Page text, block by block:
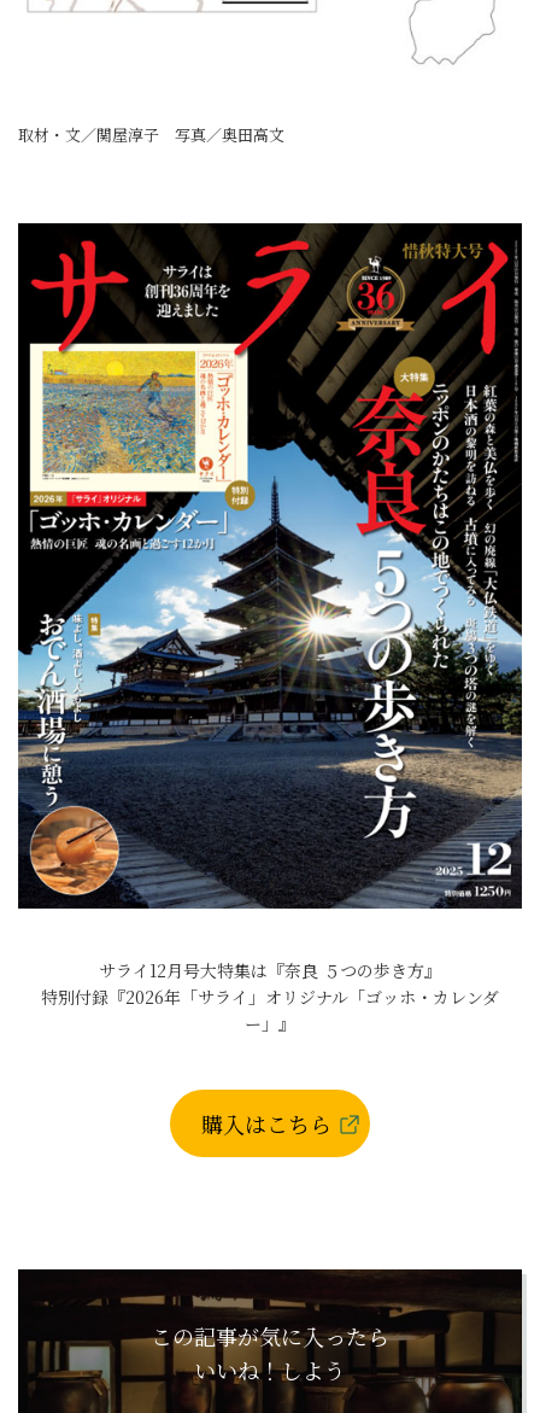
取材・文／関屋淳子 写真／奥田高文
サライ12月号大特集は『奈良 ５つの歩き方』
特別付録『2026年「サライ」オリジナル「ゴッホ・カレンダ
ー」』
購入はこちら
この記事が気に入ったら
いいね！しよう